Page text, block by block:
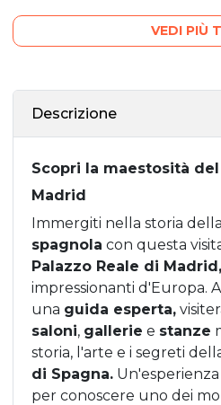
VEDI PIÙ
Descrizione
Scopri la maestosità
Madrid
Immergiti nella storia della
spagnola con questa
Palazzo Reale di Madrid,
impressionanti d'Europa.
una guida esperta,
saloni, gallerie e stanze
storia, l'arte e i segreti
di Spagna.
per conoscere uno dei